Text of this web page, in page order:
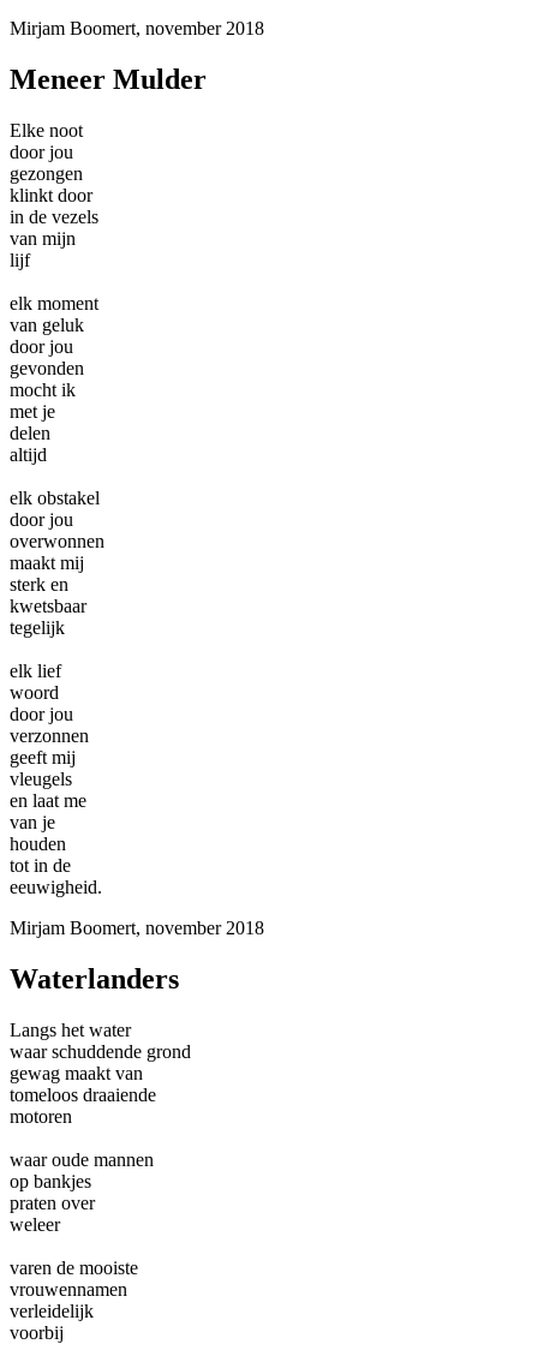
Mirjam Boomert, november 2018
Meneer Mulder
Elke noot
door jou
gezongen
klinkt door
in de vezels
van mijn
lijf
elk moment
van geluk
door jou
gevonden
mocht ik
met je
delen
altijd
elk obstakel
door jou
overwonnen
maakt mij
sterk en
kwetsbaar
tegelijk
elk lief
woord
door jou
verzonnen
geeft mij
vleugels
en laat me
van je
houden
tot in de
eeuwigheid.
Mirjam Boomert, november 2018
Waterlanders
Langs het water
waar schuddende grond
gewag maakt van
tomeloos draaiende
motoren
waar oude mannen
op bankjes
praten over
weleer
varen de mooiste
vrouwennamen
verleidelijk
voorbij